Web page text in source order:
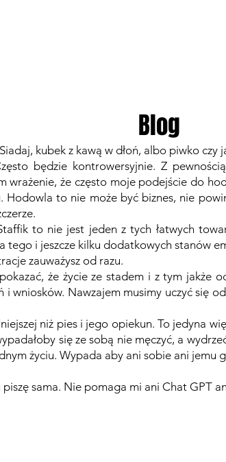
Blog
kubek z kawą w dłoń, albo piwko czy
będzie kontrowersyjnie. Z
wrażenie, że często moje podejście do
to nie może być biznes, nie
to nie jest jeden z tych łatwych
tego i jeszcze kilku dodatkowych stanów
zauważysz od razu.
że życie ze stadem i z tym jakże
i wniosków. Nawzajem musimy uczyć się
niż pies i jego opiekun. To jedyna
się ze sobą nie męczyć, a
życiu. Wypada aby ani sobie ani jemu
piszę sama. Nie pomaga mi ani Chat GPT